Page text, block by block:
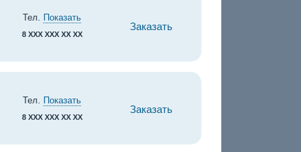
Тел. Показать
8 XXX XXX XX XX
Заказать
Тел. Показать
8 XXX XXX XX XX
Заказать